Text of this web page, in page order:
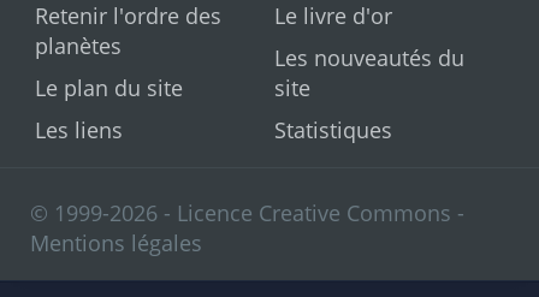
Retenir l'ordre des
planètes
Le plan du site
Les liens
Le livre d'or
Les nouveautés du
site
Statistiques
© 1999-2026 - Licence Creative Commons -
Mentions légales